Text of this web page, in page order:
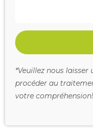
*Veuillez nous
procéder au
votre compréhension!